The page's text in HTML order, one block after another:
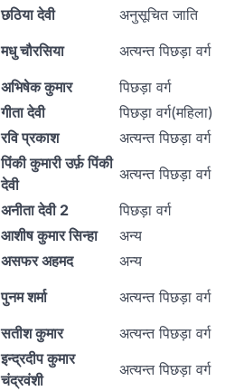
छठिया देवी
अनुसूचित जाति
मधु चौरसिया
अत्यन्त पिछड़ा वर्ग
अभिषेक कुमार
पिछड़ा वर्ग
गीता देवी
पिछड़ा वर्ग(महिला)
रवि प्रकाश
अत्यन्त पिछड़ा वर्ग
पिंकी कुमारी उर्फ़ पिंकी
देवी
अत्यन्त पिछड़ा वर्ग
अनीता देवी 2
पिछड़ा वर्ग
आशीष कुमार सिन्हा
अन्य
असफर अहमद
अन्य
पुनम शर्मा
अत्यन्त पिछड़ा वर्ग
सतीश कुमार
अत्यन्त पिछड़ा वर्ग
इन्द्रदीप कुमार
चंद्रवंशी
अत्यन्त पिछड़ा वर्ग